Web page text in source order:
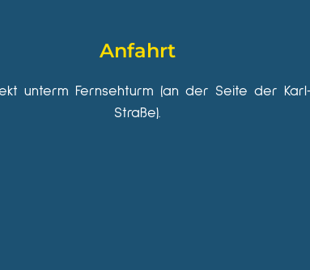
Anfahrt
unterm Fernsehturm (an der Seite der
Straße).